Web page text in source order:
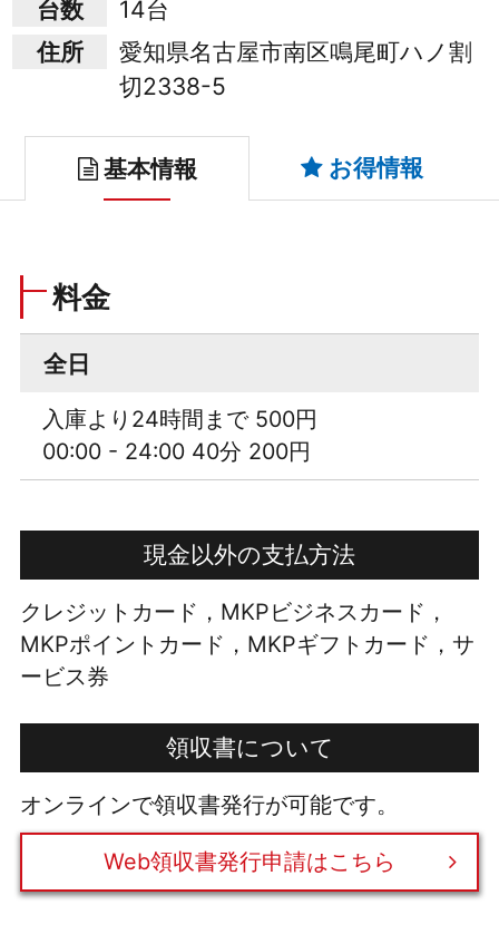
台数
14台
住所
愛知県名古屋市南区鳴尾町ハノ割
切2338-5
基本情報 お得情報
料金
全日
入庫より24時間まで 500円
00:00 - 24:00 40分 200円
現金以外の支払方法
クレジットカード，MKPビジネスカード，
MKPポイントカード，MKPギフトカード，サ
ービス券
領収書について
オンラインで領収書発行が可能です。
Web領収書発行申請はこちら